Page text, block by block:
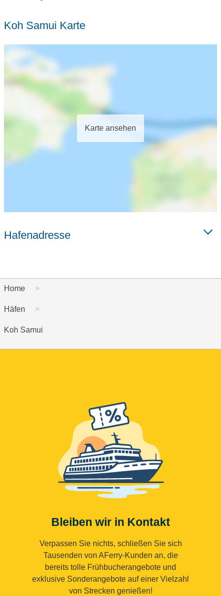
Koh Samui Karte
Karte ansehen
Hafenadresse
Home
Häfen
Koh Samui
Bleiben wir in Kontakt
Verpassen Sie nichts, schließen Sie sich
Tausenden von AFerry-Kunden an, die
bereits tolle Frühbucherangebote und
exklusive Sonderangebote auf einer Vielzahl
von Strecken genießen!